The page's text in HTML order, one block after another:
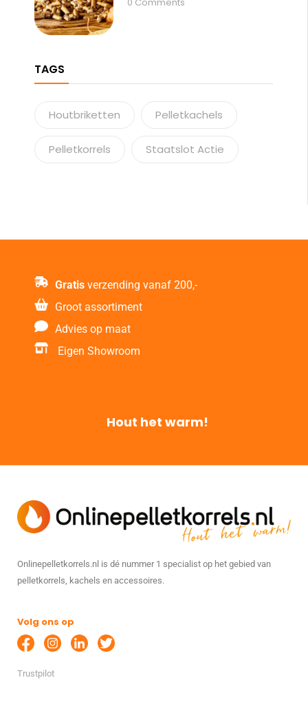
TAGS
Houtbriketten Pelletkachels
Pelletkorrels Staatslot Actie
Gratis verzending vanaf 200,-
Groot assortiment
Advies op maat
Eigen Showroom
Hout het warm!
Onlinepelletkorrels.nl is dé nummer 1 specialist op het gebied van
pelletkorrels, kachels en accessoires.
Volg ons op
Trustpilot